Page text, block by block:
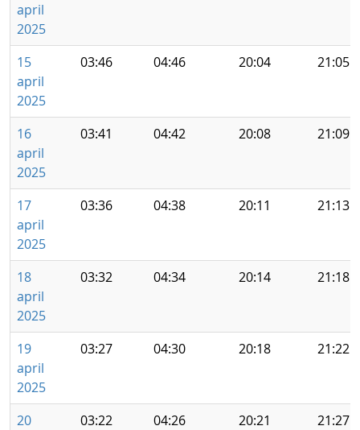
april
2025
15
april
2025
03:46 04:46 20:04 21:05
16
april
2025
03:41 04:42 20:08 21:09
17
april
2025
03:36 04:38 20:11 21:13
18
april
2025
03:32 04:34 20:14 21:18
19
april
2025
03:27 04:30 20:18 21:22
20
03:22 04:26 20:21 21:27